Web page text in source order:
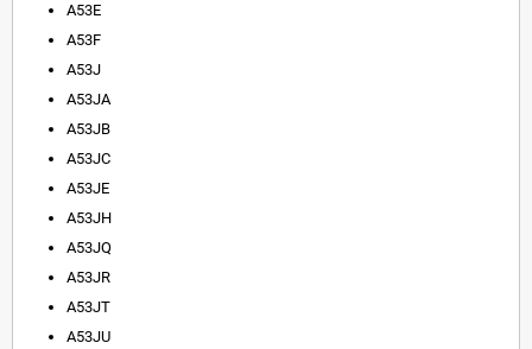
A53E
A53F
A53J
A53JA
A53JB
A53JC
A53JE
A53JH
A53JQ
A53JR
A53JT
A53JU